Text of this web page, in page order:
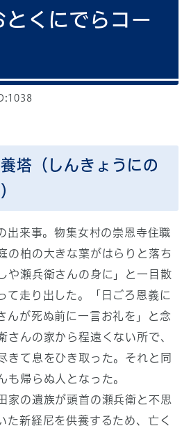
くにでらコー
塔（しんきょうにの
出来事。物集女村の崇恩寺住職
の柏の大きな葉がはらりと落ち
や瀬兵衛さんの身に」と一目散
て走り出した。「日ごろ恩義に
んが死ぬ前に一言お礼を」と念
さんの家から程遠くない所で、
きて息をひき取った。それと同
も帰らぬ人となった。
家の遺族が頭首の瀬兵衛と不思
た新経尼を供養するため、亡く